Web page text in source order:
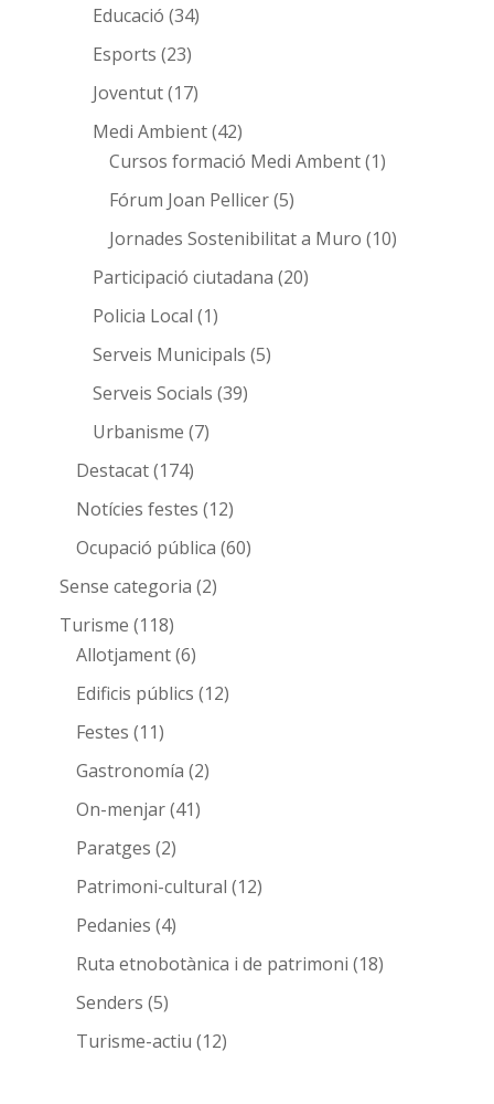
Educació (34)
Esports (23)
Joventut(17)
Medi Ambient(42)
Cursos formació Medi Ambent(1)
Fórum Joan Pellicer(5)
Jornades Sostenibilitat a Muro (10)
Participació ciutadana (20)
Policia Local (1)
Serveis Municipals (5)
Serveis Socials (39)
Urbanisme (7)
Destacat(174)
Notícies festes (12)
Ocupació pública (60)
Sense categoria (2)
Turisme (118)
Allotjament(6)
Edificis públics (12)
Festes (11)
Gastronomía (2)
On-menjar(41)
Paratges (2)
Patrimoni-cultural (12)
Pedanies (4)
Ruta etnobotànica i de patrimoni (18)
Senders (5)
Turisme-actiu (12)